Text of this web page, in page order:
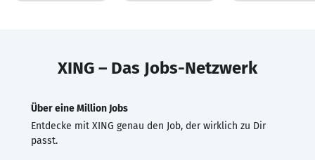
XING – Das Jobs-Netzwerk
Über eine Million Jobs
Entdecke mit XING genau den Job, der wirklich zu Dir
passt.